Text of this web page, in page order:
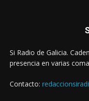
Si Radio de Galicia.
presencia en varias
Contacto: